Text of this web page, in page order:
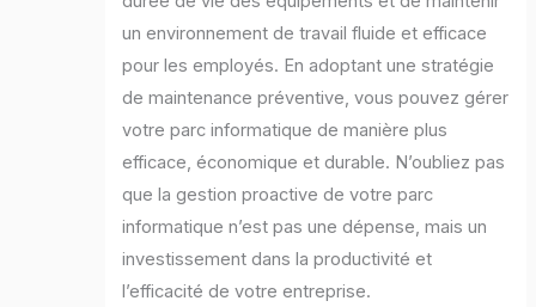
un environnement de travail fluide et efficace
pour les employés. En adoptant une stratégie
de maintenance préventive, vous pouvez gérer
votre parc informatique de manière plus
efficace, économique et durable. N’oubliez pas
que la gestion proactive de votre parc
informatique n’est pas une dépense, mais un
investissement dans la productivité et
l’efficacité de votre entreprise.